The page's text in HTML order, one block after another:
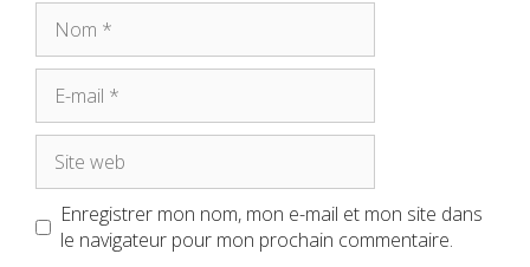
mail
web
Enregistrer mon nom, mon e-mail et mon site dans
le navigateur pour mon prochain commentaire.